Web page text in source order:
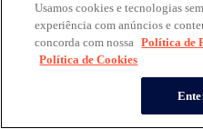
Usamos cookies e tecnologias
experiência com anúncios e
concorda com nossa Política de
Política de Cookies